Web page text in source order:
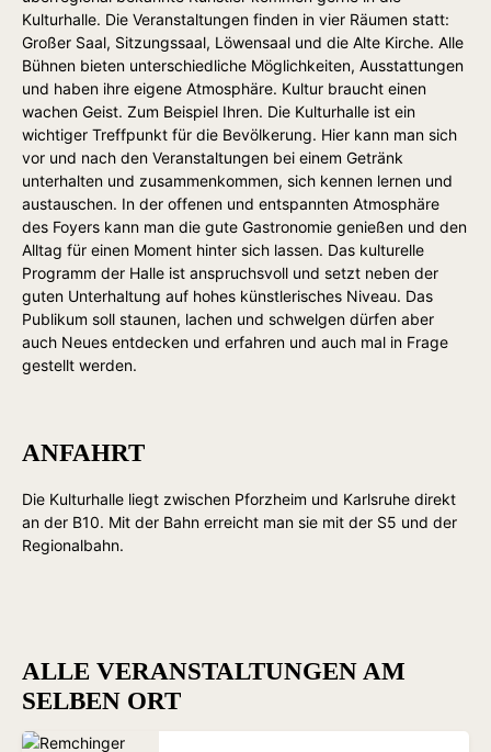
Kulturhalle. Die Veranstaltungen finden in vier Räumen statt:
Großer Saal, Sitzungssaal, Löwensaal und die Alte Kirche. Alle
Bühnen bieten unterschiedliche Möglichkeiten, Ausstattungen
und haben ihre eigene Atmosphäre. Kultur braucht einen
wachen Geist. Zum Beispiel Ihren. Die Kulturhalle ist ein
wichtiger Treffpunkt für die Bevölkerung. Hier kann man sich
vor und nach den Veranstaltungen bei einem Getränk
unterhalten und zusammenkommen, sich kennen lernen und
austauschen. In der offenen und entspannten Atmosphäre
des Foyers kann man die gute Gastronomie genießen und den
Alltag für einen Moment hinter sich lassen. Das kulturelle
Programm der Halle ist anspruchsvoll und setzt neben der
guten Unterhaltung auf hohes künstlerisches Niveau. Das
Publikum soll staunen, lachen und schwelgen dürfen aber
auch Neues entdecken und erfahren und auch mal in Frage
gestellt werden.
ANFAHRT
Die Kulturhalle liegt zwischen Pforzheim und Karlsruhe direkt
an der B10. Mit der Bahn erreicht man sie mit der S5 und der
Regionalbahn.
ALLE VERANSTALTUNGEN AM
SELBEN ORT